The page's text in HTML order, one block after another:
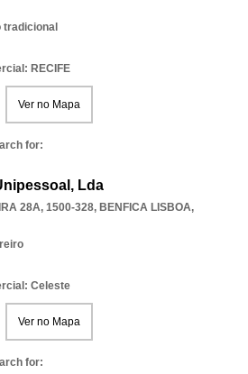
tradicional
RECIFE
Ver no Mapa
for:
Lda
28A, 1500-328, BENFICA LISBOA,
Celeste
Ver no Mapa
for: